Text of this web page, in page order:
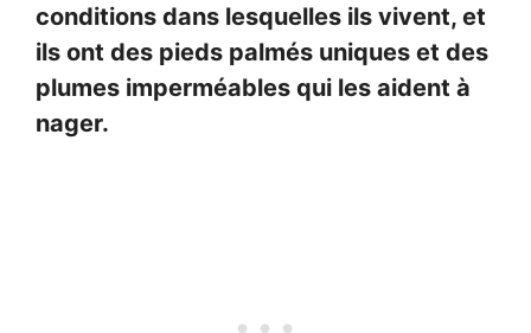
conditions dans lesquelles ils vivent, et
ils ont des pieds palmés uniques et des
plumes imperméables qui les aident à
nager.